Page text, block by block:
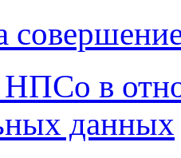
в
данных